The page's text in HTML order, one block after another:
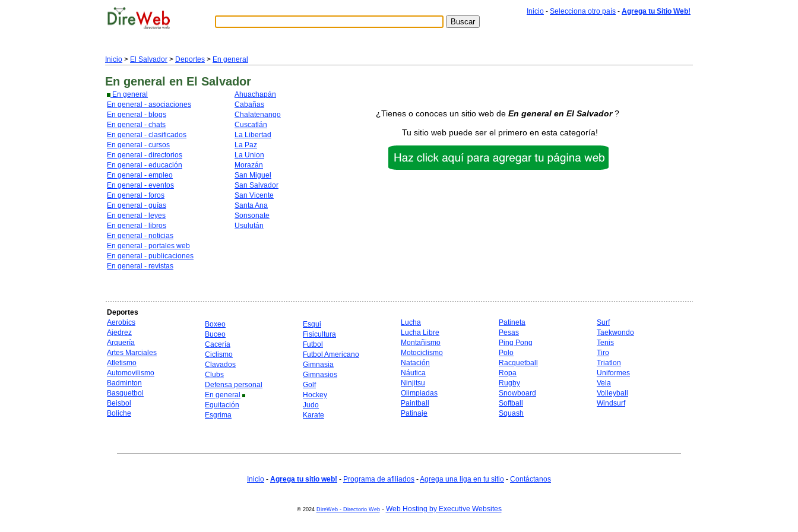
Inicio - Selecciona otro país - Agrega tu Sitio Web!
Inicio > El Salvador > Deportes > En general
En general en El Salvador
En general
En general - asociaciones
En general - blogs
En general - chats
En general - clasificados
En general - cursos
En general - directorios
En general - educación
En general - empleo
En general - eventos
En general - foros
En general - guías
En general - leyes
En general - libros
En general - noticias
En general - portales web
En general - publicaciones
En general - revistas
Ahuachapán
Cabañas
Chalatenango
Cuscatlán
La Libertad
La Paz
La Union
Morazán
San Miguel
San Salvador
San Vicente
Santa Ana
Sonsonate
Usulután
¿Tienes o conoces un sitio web de En general en El Salvador?
Tu sitio web puede ser el primero en esta categoría!
Deportes
Aerobics
Ajedrez
Arquería
Artes Marciales
Atletismo
Automovilismo
Badminton
Basquetbol
Beisbol
Boliche
Boxeo
Buceo
Cacería
Ciclismo
Clavados
Clubs
Defensa personal
En general
Equitación
Esgrima
Esqui
Fisicultura
Futbol
Futbol Americano
Gimnasia
Gimnasios
Golf
Hockey
Judo
Karate
Lucha
Lucha Libre
Montañismo
Motociclismo
Natación
Náutica
Ninjitsu
Olimpiadas
Paintball
Patinaje
Patineta
Pesas
Ping Pong
Polo
Racquetball
Ropa
Rugby
Snowboard
Softball
Squash
Surf
Taekwondo
Tenis
Tiro
Triatlon
Uniformes
Vela
Volleyball
Windsurf
Inicio - Agrega tu sitio web! - Programa de afiliados -Agrega una liga en tu sitio - Contáctanos
© 2024 DireWeb - Directorio Web- Web Hosting by Executive Websites